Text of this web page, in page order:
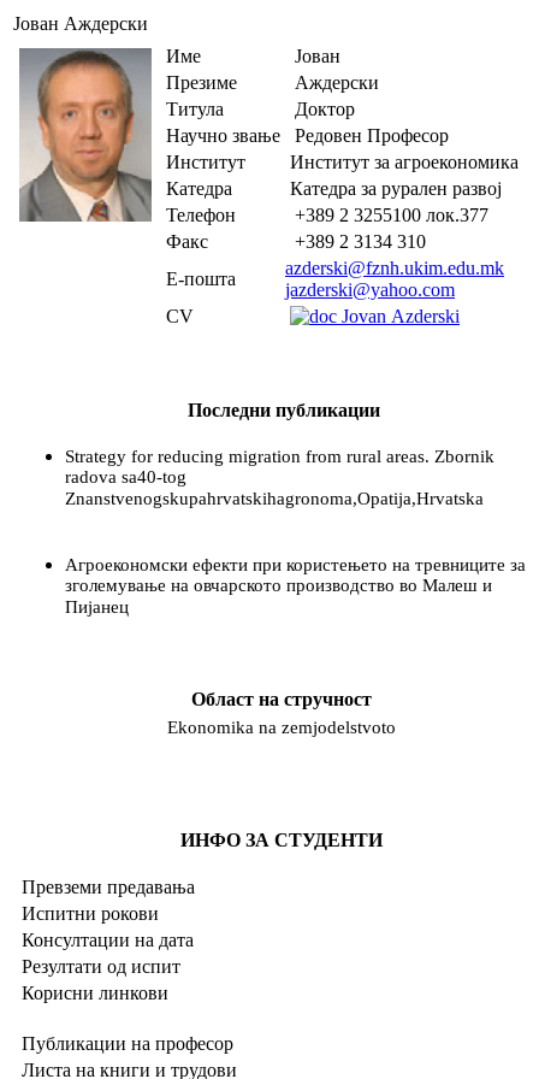
Јован Аждерски
Име
Јован
Презиме
Аждерски
Титула
Доктор
Научно звање
Редовен Професор
Институт
Институт за агроекономика
Катедра
Катедра за рурален развој
Телефон
+389 2 3255100 лок.377
Факс
+389 2 3134 310
Е-пошта
azderski@fznh.ukim.edu.mk
jazderski@yahoo.com
CV
Јovan Аzderski
Последни публикации
Strategy for reducing migration from rural areas. Zbornik
radova sa40-tog
Znanstvenogskupahrvatskihagronoma,Opatija,Hrvatska
Агроекономски ефекти при користењето на тревниците за
зголемување на овчарското производство во Малеш и
Пијанец
Област на стручност
Ekonomika na zemjodelstvoto
ИНФО ЗА СТУДЕНТИ
Превземи предавања
Испитни рокови
Консултации на дата
Резултати од испит
Корисни линкови
Публикации на професор
Листа на книги и трудови